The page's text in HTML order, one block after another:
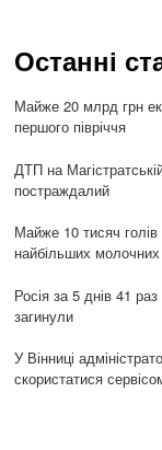
Останні
Майже 20 млрд грн
першого півріччя
ДТП на
постраждалий
Майже 10 тисяч
найбільших
Росія за 5 днів 41
загинули
У Вінниці
скористатися